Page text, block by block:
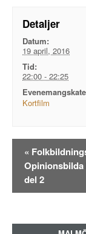
Detaljer
Datum:
19 april, 2016
Tid:
22:00 - 22:25
Kortfilm
«
del 2